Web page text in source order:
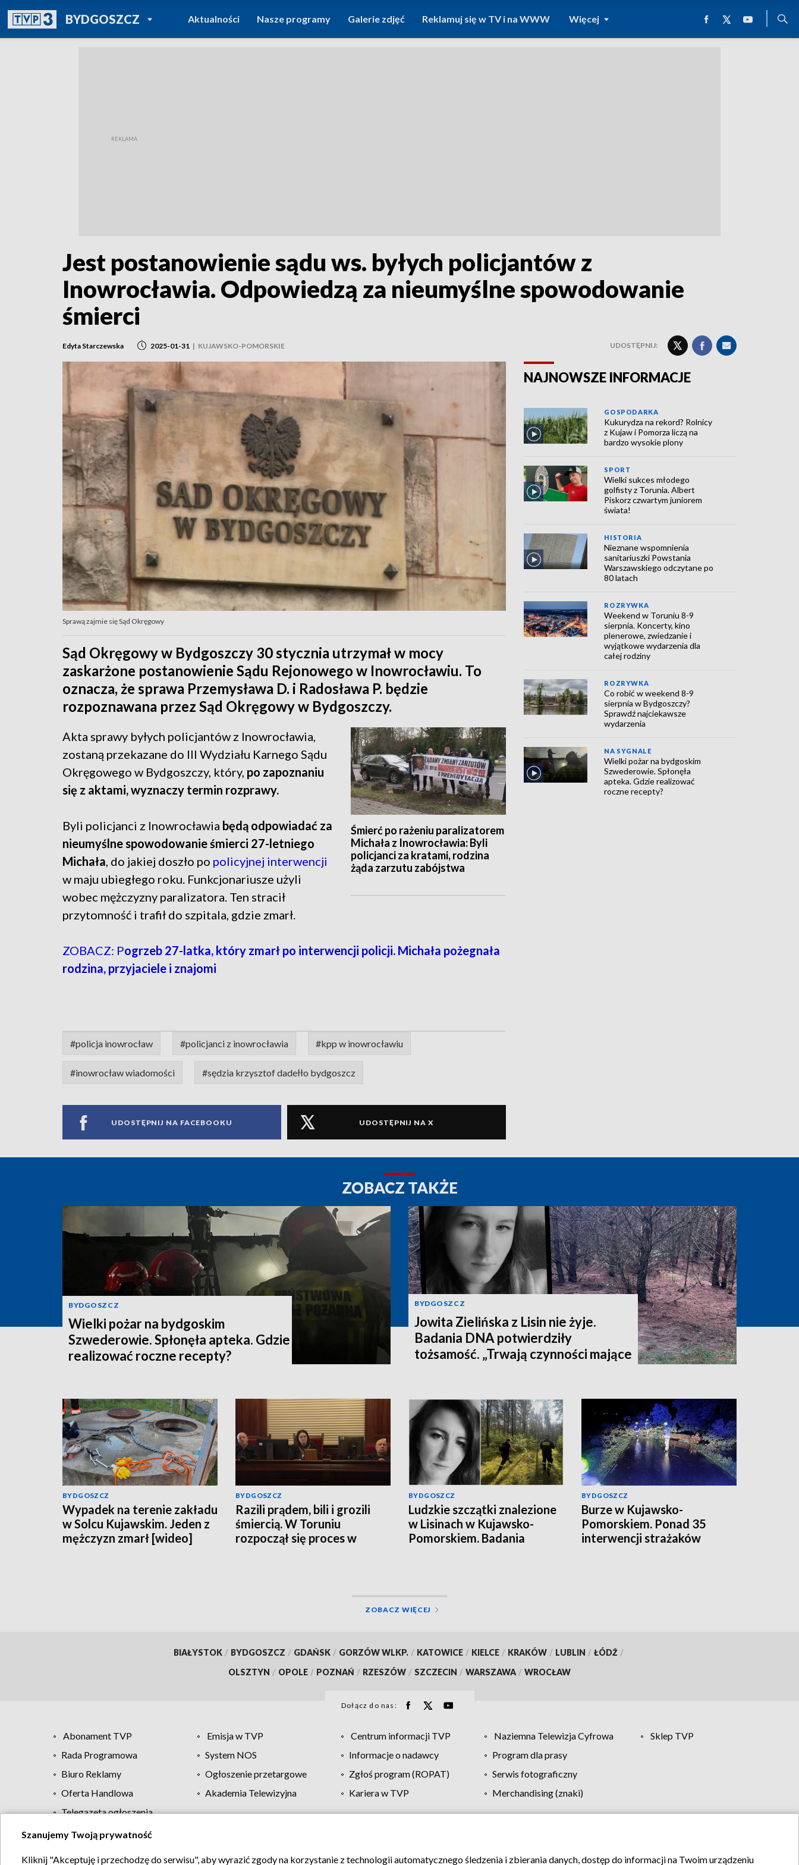
BYDGOSZCZPOWRÓT DO
TVP REGIONY
Aktualności Nasze programy Galerie zdjęć Reklamuj się w TV i na WWW Więcej
Jest postanowienie sądu ws. byłych policjantów z
Inowrocławia. Odpowiedzą za nieumyślne spowodowanie
śmierci
Edyta Starczewska 2025-01-31 | KUJAWSKO-POMORSKIE UDOSTĘPNIJ:
Sprawą zajmie się Sąd Okręgowy
Sąd Okręgowy w Bydgoszczy 30 stycznia utrzymał w mocy
zaskarżone postanowienie Sądu Rejonowego w Inowrocławiu. To
oznacza, że sprawa Przemysława D. i Radosława P. będzie
rozpoznawana przez Sąd Okręgowy w Bydgoszczy.
Śmierć po rażeniu paralizatorem
Michała z Inowrocławia: Byli
policjanci za kratami, rodzina
żąda zarzutu zabójstwa
Akta sprawy byłych policjantów z Inowrocławia,
zostaną przekazane do III Wydziału Karnego Sądu
Okręgowego w Bydgoszczy, który, po zapoznaniu
się z aktami, wyznaczy termin rozprawy.
Byli policjanci z Inowrocławia będą odpowiadać za
nieumyślne spowodowanie śmierci 27-letniego
Michała, do jakiej doszło po policyjnej interwencji
w maju ubiegłego roku. Funkcjonariusze użyli
wobec mężczyzny paralizatora. Ten stracił
przytomność i trafił do szpitala, gdzie zmarł.
ZOBACZ: Pogrzeb 27-latka, który zmarł po interwencji policji. Michała pożegnała
rodzina, przyjaciele i znajomi
#policja inowrocław #policjanci z inowrocławia #kpp w inowrocławiu
#inowrocław wiadomości #sędzia krzysztof dadełło bydgoszcz
UDOSTĘPNIJ NA FACEBOOKU UDOSTĘPNIJ NA X
NAJNOWSZE INFORMACJE
GOSPODARKA
Kukurydza na rekord? Rolnicy
z Kujaw i Pomorza liczą na
bardzo wysokie plony
SPORT
Wielki sukces młodego
golfisty z Torunia. Albert
Piskorz czwartym juniorem
świata!
HISTORIA
Nieznane wspomnienia
sanitariuszki Powstania
Warszawskiego odczytane po
80 latach
ROZRYWKA
Weekend w Toruniu 8-9
sierpnia. Koncerty, kino
plenerowe, zwiedzanie i
wyjątkowe wydarzenia dla
całej rodziny
ROZRYWKA
Co robić w weekend 8-9
sierpnia w Bydgoszczy?
Sprawdź najciekawsze
wydarzenia
NA SYGNALE
Wielki pożar na bydgoskim
Szwederowie. Spłonęła
apteka. Gdzie realizować
roczne recepty?
ZOBACZ TAKŻE
BYDGOSZCZ
Wielki pożar na bydgoskim
Szwederowie. Spłonęła apteka. Gdzie
realizować roczne recepty?
BYDGOSZCZ
Jowita Zielińska z Lisin nie żyje.
Badania DNA potwierdziły
tożsamość. „Trwają czynności mające
[wideo]
BYDGOSZCZ
Wypadek na terenie zakładu
w Solcu Kujawskim. Jeden z
mężczyzn zmarł [wideo]
BYDGOSZCZ
Razili prądem, bili i grozili
śmiercią. W Toruniu
rozpoczął się proces w
BYDGOSZCZ
Ludzkie szczątki znalezione
w Lisinach w Kujawsko-
Pomorskiem. Badania
Zielińskiej? [zdjęcia, wideo,
BYDGOSZCZ
Burze w Kujawsko-
Pomorskiem. Ponad 35
interwencji strażaków
ZOBACZ WIĘCEJ
BIAŁYSTOK / BYDGOSZCZ / GDAŃSK / GORZÓW WLKP. / KATOWICE / KIELCE / KRAKÓW / LUBLIN / ŁÓDŹ /
OLSZTYN / OPOLE / POZNAŃ / RZESZÓW / SZCZECIN / WARSZAWA / WROCŁAW
Dołącz do nas:
Abonament TVP Emisja w TVP Centrum informacji TVP Naziemna Telewizja Cyfrowa
Sklep TVP
Rada Programowa
System NOS Informacje o nadawcy
Program dla prasy
Biuro Reklamy
Ogłoszenie przetargowe Zgłoś program (ROPAT)
Serwis fotograficzny
Oferta Handlowa
Akademia Telewizyjna Kariera w TVP
Merchandising (znaki)
Telegazeta ogłoszenia
Regulamin TVP Polityka prywatności Moje zgody Pomoc Biuro reklamy Kontakt
Szanujemy Twoją prywatność
Kliknij "Akceptuję i przechodzę do serwisu", aby wyrazić zgody na korzystanie z technologii automatycznego śledzenia i zbierania danych, dostęp do informacji na Twoim urządzeniu